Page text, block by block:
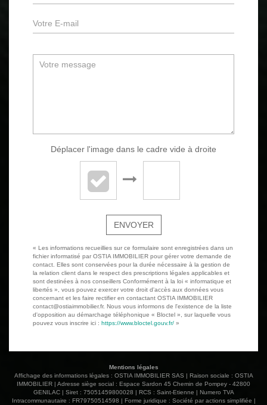
Déplacer l'image dans le cadre vide à droite
ENVOYER
« Les informations recueillies sur ce formulaire sont enregistrées dans un
fichier informatisé par OSTIA IMMOBILIER pour gérer votre demande de
contact. Elles sont conservées pour la durée nécessaire à la gestion de
la relation client dans le respect des prescriptions légales applicables et
sont destinées à nos conseillers Conformément à la loi « informatique et
libertés », vous pouvez exercer votre droit d'accès aux données vous
concernant et les faire rectifier en contactant OSTIA IMMOBILIER
contact@ostiaimmobilier.fr. Nous vous informons de l'existence de la liste
d'opposition au démarchage téléphonique « Bloctel », sur laquelle vous
pouvez vous inscrire ici : https://www.bloctel.gouv.fr/ »
Mentions légales
Affichage des informations légales : OSTIA IMMOBILIER SAS | Raison sociale : OSTIA
IMMOBILIER | Adresse siège social : Espace Sardon 45 Chemin de Pompey - 42800
GENILAC | Siret : 75051459800028 | RCS : Saint-Etienne | Numero TVA
Intracommunautaire : FR79750514598 | Forme juridique : Société par actions simplifiée |